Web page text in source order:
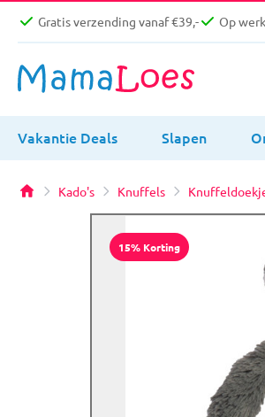
Gratis verzending vanaf €39,- Op
Vakantie Deals Slapen
Kado's Knuffels
15% Korting